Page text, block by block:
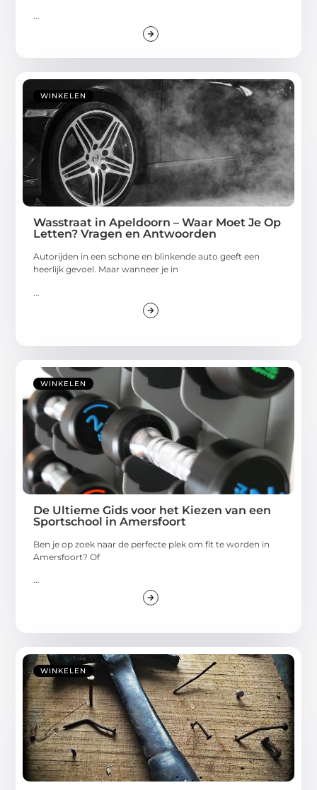
...
WINKELEN
Wasstraat in Apeldoorn – Waar Moet Je Op
Letten? Vragen en Antwoorden
Autorijden in een schone en blinkende auto geeft een
heerlijk gevoel. Maar wanneer je in
WINKELEN
De Ultieme Gids voor het Kiezen van een
Sportschool in Amersfoort
Ben je op zoek naar de perfecte plek om fit te worden in
Amersfoort? Of
...
WINKELEN